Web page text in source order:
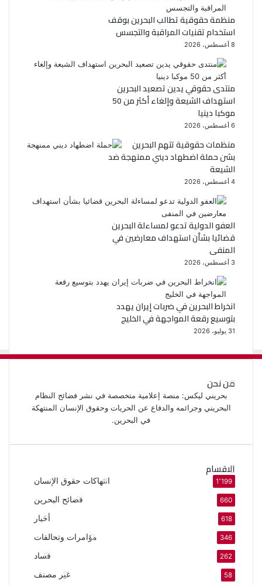
ك
منظمة حقوقية تطالب البحرين بوقف
استخدام تقنيات المراقبة والتجسس
8 أغسطس، 2026
منتدى حقوقي يدين تصعيد البحرين
استهداف الشيعة وإلغاء أكثر من 50
موكبا دينيا
6 أغسطس، 2026
منظمات حقوقية تتهم البحرين
بشن حملة اضطهاد ديني ممنهجة ضد
الشيعة
4 أغسطس، 2026
العفو الدولية تدعو لمساءلة البحرين
قضائيا بشأن استهداف معارضين في
المنفى
3 أغسطس، 2026
انخراط البحرين في ضربات إيران يهدد
بتوسيع رقعة المواجهة في الخليج
31 يوليو، 2026
من نحن
بحريني ليكس: منصة إعلامية متخصصة في نشر فضائح النظام
البحريني وجرائمه والدفاع عن الحريات وحقوق الإنسان المنتهكة
في البحرين.
الاقسام
انتهاكات حقوق الإنسان 1٬199
فضائح البحرين 660
أخبار 618
مؤامرات وتحالفات 346
فساد 262
غير مصنف 58